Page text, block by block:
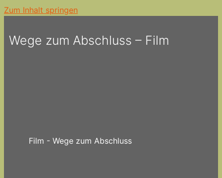
Zum Inhalt springen
Wege zum Abschluss – Film
Film - Wege zum Abschluss